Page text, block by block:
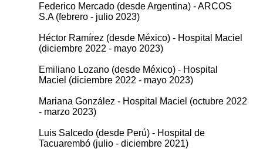
Federico Mercado (desde Argentina) - ARCOS
S.A (febrero - julio 2023)
Héctor Ramírez (desde México) - Hospital Maciel
(diciembre 2022 - mayo 2023)
Emiliano Lozano (desde México) - Hospital
Maciel (diciembre 2022 - mayo 2023)
Mariana González - Hospital Maciel (octubre 2022
- marzo 2023)
Luis Salcedo (desde Perú) - Hospital de
Tacuarembó (julio - diciembre 2021)